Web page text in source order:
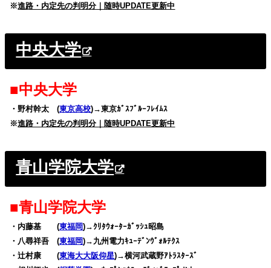
※進路・内定先の判明分｜随時UPDATE更新中
中央大学
■中央大学
・野村幹太 (東京高校)→東京ｶﾞｽﾌﾞﾙｰﾌﾚｲﾑｽ
※進路・内定先の判明分｜随時UPDATE更新中
青山学院大学
■青山学院大学
・内藤基 (東福岡)→ｸﾘﾀｳｫｰﾀｰｶﾞｯｼｭ昭島
・八尋祥吾 (東福岡)→九州電力ｷｭｰﾃﾞﾝｳﾞｫﾙﾃｸｽ
・辻村康 (東海大大阪仰星)→横河武蔵野ｱﾄﾗｽﾀｰｽﾞ